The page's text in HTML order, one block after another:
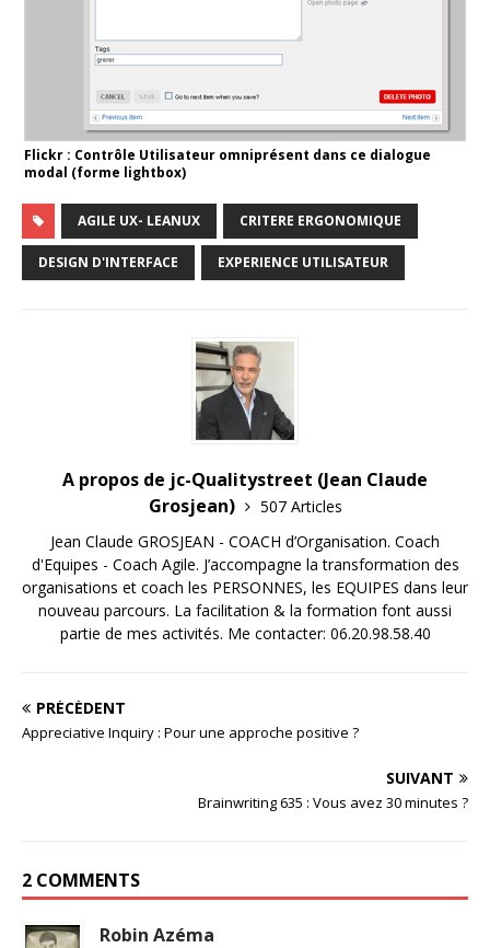
Flickr : Contrôle Utilisateur omniprésent dans ce dialogue
modal (forme lightbox)
AGILE UX- LEANUX CRITERE ERGONOMIQUE
DESIGN D'INTERFACE EXPERIENCE UTILISATEUR
A propos de jc-Qualitystreet (Jean Claude
Grosjean)
507 Articles
Jean Claude GROSJEAN - COACH d’Organisation. Coach
d'Equipes - Coach Agile. J’accompagne la transformation des
organisations et coach les PERSONNES, les EQUIPES dans leur
nouveau parcours. La facilitation & la formation font aussi
partie de mes activités. Me contacter: 06.20.98.58.40
PRÉCÉDENT
Appreciative Inquiry : Pour une approche positive ?
SUIVANT
Brainwriting 635 : Vous avez 30 minutes ?
2 COMMENTS
Robin Azéma